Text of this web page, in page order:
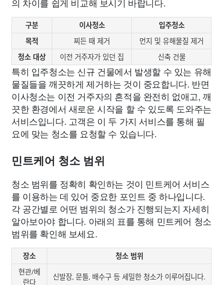
구분 이사청소
입주청소
목적
찌든 때 제거
먼지 및 유해물질 제거
청소 대상
이전 거주자가 있던 집 신축 건물
특히 입주청소는 신규 건물에서 발생할 수 있는 유해
물질들을 깨끗하게 제거하는 것이 중요합니다. 반면
이사청소는 이전 거주자의 흔적을 완전히 없애고, 깨
끗한 환경에서 새로운 시작을 할 수 있도록 도와주는
서비스입니다. 고객은 이 두 가지 서비스를 통해 필
요에 맞는 청소를 요청할 수 있습니다.
민트케어 청소 범위
청소 범위를 정확히 확인하는 것이 민트케어 서비스
를 이용하는 데 있어 중요한 포인트 중 하나입니다.
각 공간별로 어떤 범위의 청소가 진행되는지 자세히
알아보아야 합니다. 아래의 표를 통해 민트케어 청소
범위를 확인해 보세요.
장소
청소 범위
현관/베
란다
신발장, 문틀, 배수구 등 세밀한 청소가 이루어집니다.